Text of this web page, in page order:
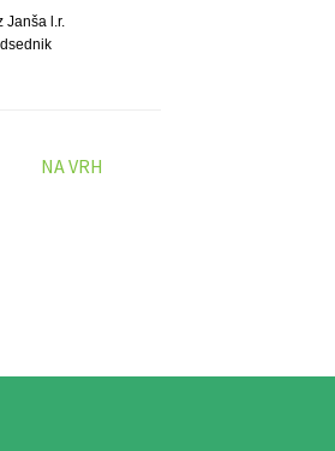
Janša l.r.
NA VRH